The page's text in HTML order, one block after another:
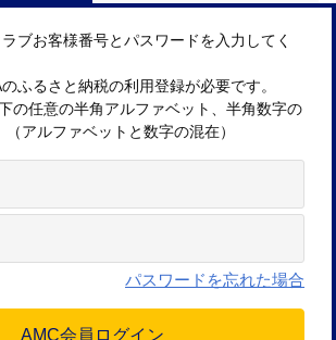
ブお客様番号とパスワードを入力してく
ふるさと納税の利用登録が必要です。
の任意の半角アルファベット、半角数字の
アルファベットと数字の混在）
パスワードを忘れた場合